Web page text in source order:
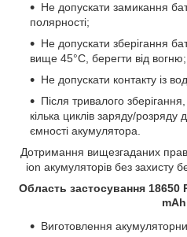
Не допускати замикання
полярності;
Не допускати зберігання
вище 45°С, берегти від вогню;
Не допускати контакту із
Після тривалого
кілька циклів заряду/
ємності акумулятора.
Дотримання вищезгаданих
ion акумуляторів без захисту
Область застосування 18650
Виготовлення